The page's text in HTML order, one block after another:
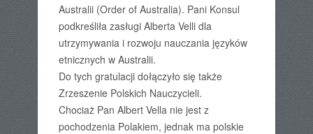
Australii (Order of Australia). Pani Konsul
podkreśliła zasługi Alberta Velli dla
utrzymywania i rozwoju nauczania języków
etnicznych w Australii.
Do tych gratulacji dołączyło się także
Zrzeszenie Polskich Nauczycieli.
Chociaż Pan Albert Vella nie jest z
pochodzenia Polakiem, jednak ma polskie